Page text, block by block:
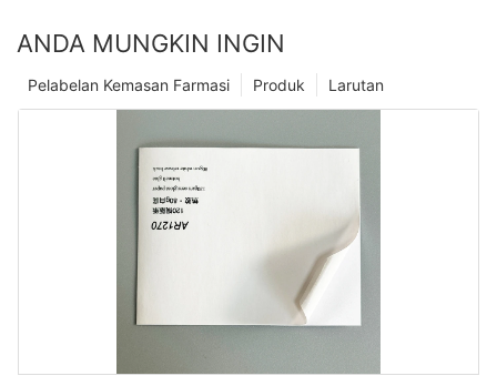
ANDA MUNGKIN INGIN
Larutan
Produk
Pelabelan Kemasan Farmasi